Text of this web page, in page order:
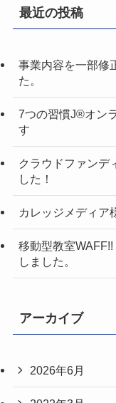
最近の投稿
事業内容を一部修
た。
7つの習慣J®︎オン
す
クラウドファンデ
した！
カレッジメディア
移動型教室
しました。
アーカイブ
2026年6月